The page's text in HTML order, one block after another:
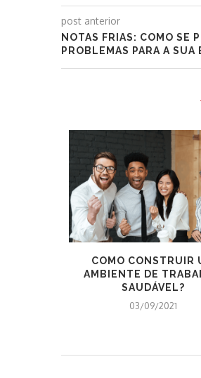
post anterior
NOTAS FRIAS: COMO SE
PROBLEMAS PARA A SUA
COMO CONSTRUIR
AMBIENTE DE
SAUDÁVEL?
03/09/2021